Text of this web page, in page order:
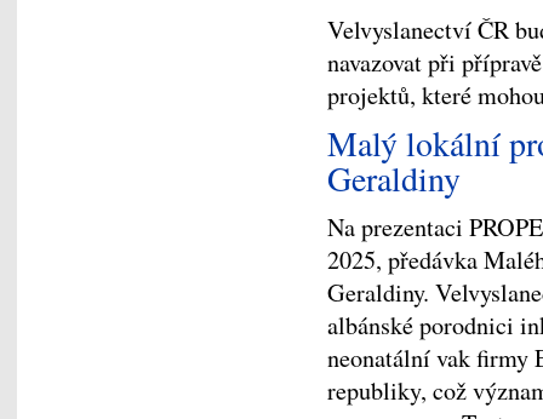
Velvyslanectví ČR
navazovat při
projektů, které
Malý lokální
Geraldiny
Na prezentaci
2025, předávka
Geraldiny.
albánské porodnici
neonatální vak firmy
republiky, což